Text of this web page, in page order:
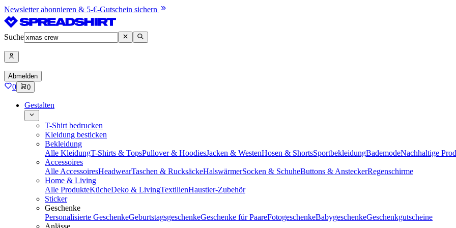
Newsletter abonnieren & 5-€-Gutschein sichern
Suche
Abmelden
0 0
Gestalten
T-Shirt bedrucken
Kleidung besticken
Bekleidung
Alle KleidungT-Shirts & TopsPullover & HoodiesJacken & WestenHosen & ShortsSportbekleidungBademodeNachhaltige
Accessoires
Alle AccessoiresHeadwearTaschen & RucksäckeHalswärmerSocken & SchuheButtons & AnsteckerRegenschirme
Home & Living
Alle ProdukteKücheDeko & LivingTextilienHaustier-Zubehör
Sticker
Geschenke
Personalisierte GeschenkeGeburtstagsgeschenkeGeschenke für PaareFotogeschenkeBabygeschenkeGeschenkgutscheine